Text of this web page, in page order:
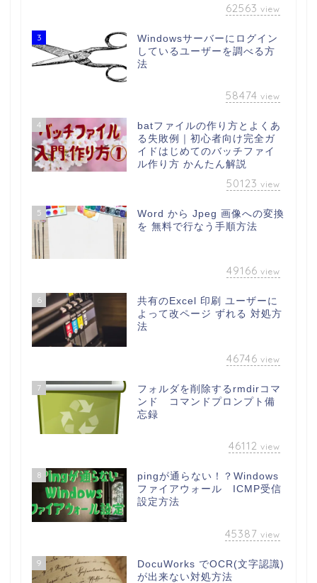
62563 view
3
Windowsサーバーにログイン
しているユーザーを調べる方
法
58474 view
4
batファイルの作り方とよくあ
る失敗例｜初心者向け完全ガ
イドはじめてのバッチファイ
ル作り方 かんたん解説
50123 view
5
Word から Jpeg 画像への変換
を 無料で行なう手順方法
49166 view
6
共有のExcel 印刷 ユーザーに
よって改ページ ずれる 対処方
法
46746 view
7
フォルダを削除するrmdirコマ
ンド コマンドプロンプト備
忘録
46112 view
8
pingが通らない！？Windows
ファイアウォール ICMP受信
設定方法
45387 view
9
DocuWorks でOCR(文字認識)
が出来ない対処方法